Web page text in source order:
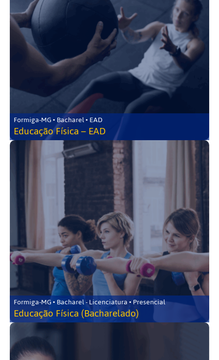
Formiga-MG • Bacharel • EAD
Educação Física – EAD
Formiga-MG • Bacharel - Licenciatura • Presencial
Educação Física (Bacharelado)